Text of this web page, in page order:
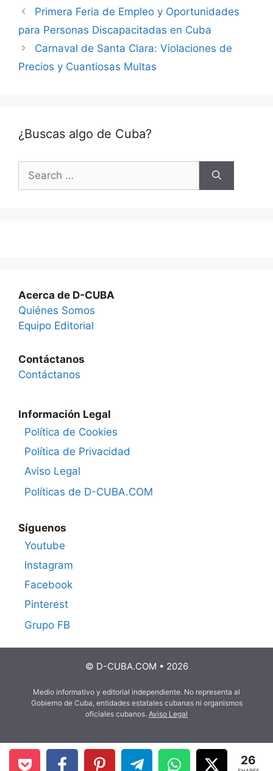
Primera Feria de Empleo y Oportunidades
para Personas Discapacitadas en Cuba
Carnaval de Santa Clara: Violaciones de
Precios y Cuantiosas Multas
¿Buscas algo de Cuba?
for:
Acerca de D-CUBA
Quiénes Somos
Equipo Editorial
Contáctanos
Contáctanos
Información Legal
Política de Cookies
Política de Privacidad
Aviso Legal
Políticas de D-CUBA.COM
Síguenos
Youtube
Instagram
Facebook
Pinterest
Grupo FB
© D-CUBA.COM • 2026
Medio informativo y editorial independiente. No representa al
Gobierno de Cuba, entidades estatales cubanas ni organismos
oficiales cubanos. Aviso Legal
26